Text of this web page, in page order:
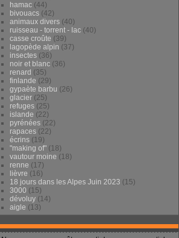
hamac (44)
bivouacs (42)
animaux divers (40)
ruisseau - torrent - lac (40)
casse croûte (39)
lagopède alpin (37)
insectes (36)
noir et blanc (36)
renard (35)
finlande (29)
gypaète barbu (26)
glacier (25)
refuges (25)
islande (22)
pyrénées (22)
rapaces (22)
écrins (19)
"making of" (18)
vautour moine (18)
renne (17)
lièvre (16)
18 jours dans les Alpes Juin 2023 (15)
3000 (15)
dévoluy (14)
aigle (13)